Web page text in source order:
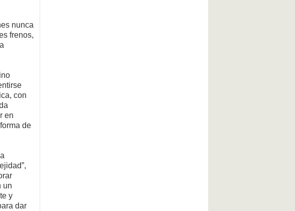
nunca
frenos,
con
en
de
un
y
dar